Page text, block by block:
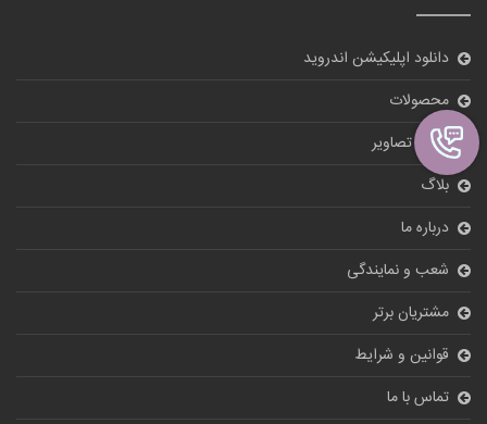
دانلود اپلیکیشن اندروید
محصولات
گالری تصاویر
بلاگ
درباره ما
شعب و نمایندگی
مشتریان برتر
قوانین و شرایط
تماس با ما